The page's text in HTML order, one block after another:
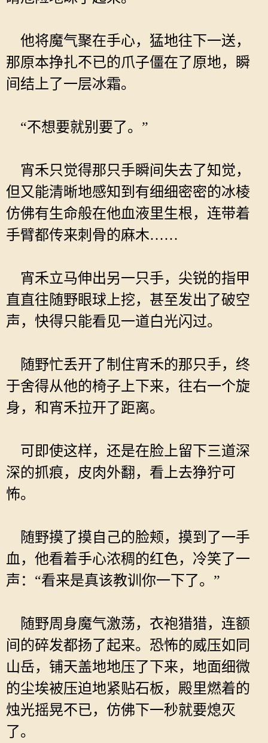
他将魔气聚在手心，猛地往下一送，
那原本挣扎不已的爪子僵在了原地，瞬
间结上了一层冰霜。
“不想要就别要了。”
宵禾只觉得那只手瞬间失去了知觉，
但又能清晰地感知到有细细密密的冰棱
仿佛有生命般在他血液里生根，连带着
手臂都传来刺骨的麻木……
宵禾立马伸出另一只手，尖锐的指甲
直直往随野眼球上挖，甚至发出了破空
声，快得只能看见一道白光闪过。
随野忙丢开了制住宵禾的那只手，终
于舍得从他的椅子上下来，往右一个旋
身，和宵禾拉开了距离。
可即使这样，还是在脸上留下三道深
深的抓痕，皮肉外翻，看上去狰狞可
怖。
随野摸了摸自己的脸颊，摸到了一手
血，他看着手心浓稠的红色，冷笑了一
声：“看来是真该教训你一下了。”
随野周身魔气激荡，衣袍猎猎，连额
间的碎发都扬了起来。恐怖的威压如同
山岳，铺天盖地地压了下来，地面细微
的尘埃被压迫地紧贴石板，殿里燃着的
烛光摇晃不已，仿佛下一秒就要熄灭
了。